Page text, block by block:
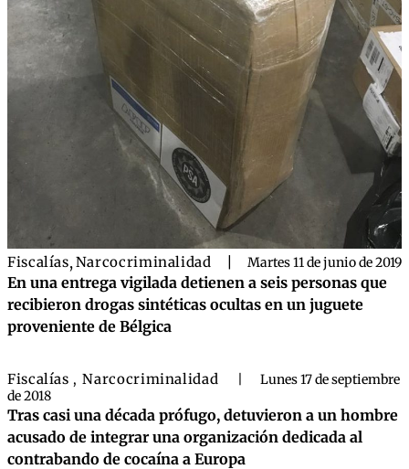
Fiscalías, Narcocriminalidad Martes 11 de junio de 2019
En una entrega vigilada detienen a seis personas que
recibieron drogas sintéticas ocultas en un juguete
proveniente de Bélgica
Fiscalías , Narcocriminalidad
Lunes 17 de septiembre
de 2018
Tras casi una década prófugo, detuvieron a un hombre
acusado de integrar una organización dedicada al
contrabando de cocaína a Europa